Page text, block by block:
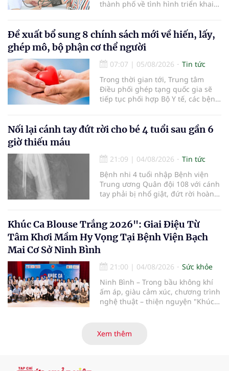
thành phố về tình hình triển khai
nhận 32.286.360 người, chiếm gần
30% dân số cả nước đã được khám
sức khỏe định kỳ năm nay.
Đề xuất bổ sung 8 chính sách mới về hiến, lấy,
ghép mô, bộ phận cơ thể người
07:07 | 05/08/2026
Tin tức
Trong thời gian tới, Trung tâm
Điều phối ghép tạng quốc gia sẽ
tiếp tục phối hợp Bộ Y tế, các bệnh
cường truyền thông, hoàn thiện
quy trình chuyên môn và hệ thống
hiến và ghép mô tạng.
Nối lại cánh tay đứt rời cho bé 4 tuổi sau gần 6
giờ thiếu máu
21:09 | 04/08/2026
Tin tức
Bệnh nhi 4 tuổi nhập Bệnh viện
Trung ương Quân đội 108 với cánh
tay phải bị nhổ giật, đứt rời hoàn
thương nặng và thời gian thiếu
máu kéo dài, các bác sĩ đã tái lập
tuần hoàn thành công sau ca vi
phẫu kéo dài 3 giờ.
Khúc Ca Blouse Trắng 2026": Giai Điệu Từ
Tâm Khơi Mầm Hy Vọng Tại Bệnh Viện Bạch
Mai Cơ Sở Ninh Bình
21:00 | 04/08/2026
Sức khỏe
Ninh Bình – Trong bầu không khí
ấm áp, giàu cảm xúc, chương trình
nghệ thuật – thiện nguyện "Khúc
điểm dừng chân đầu tiên tại Bệnh
viện Bạch Mai cơ sở Ninh Bình.
Xem thêm